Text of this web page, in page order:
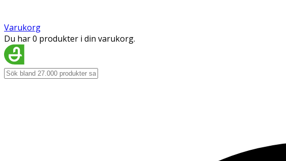
Varukorg
Du har 0 produkter i din varukorg.